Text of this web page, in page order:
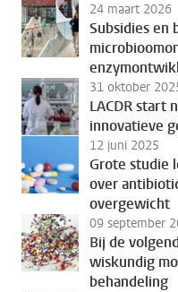
24 maart 2026
Subsidies en
31 oktober
LACDR start
innovatieve
12 juni 2025
Grote studie
over
overgewicht
09 september
Bij de
wiskundig
behandeling